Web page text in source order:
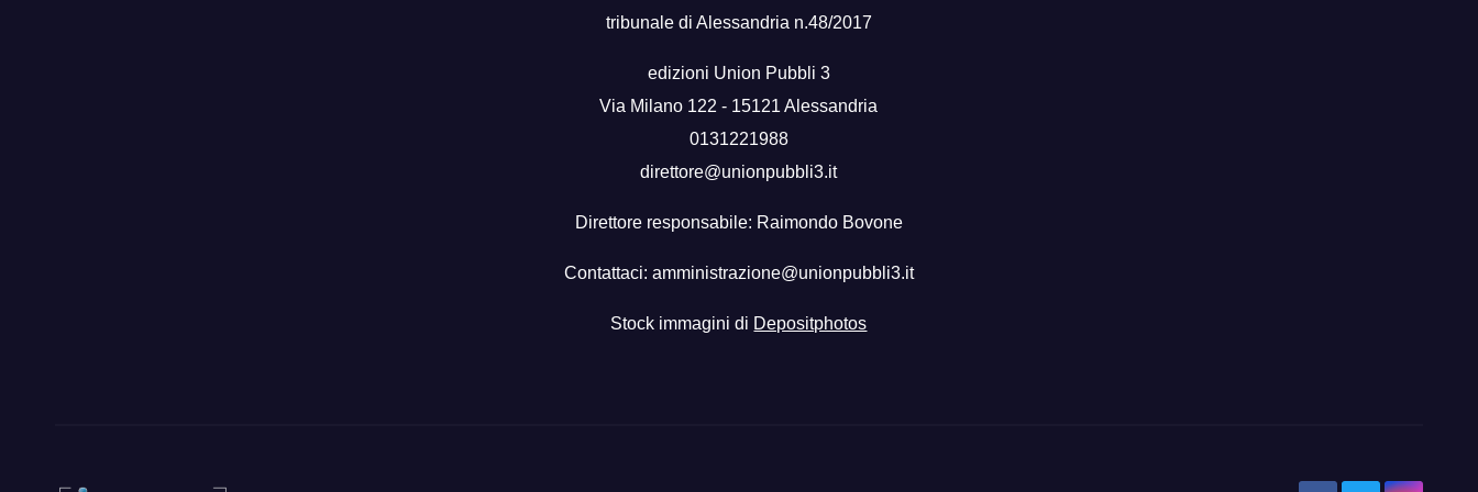
tribunale di Alessandria n.48/2017
edizioni Union Pubbli 3
Via Milano 122 - 15121 Alessandria
0131221988
direttore@unionpubbli3.it
Direttore responsabile: Raimondo Bovone
Contattaci: amministrazione@unionpubbli3.it
Stock immagini di Depositphotos